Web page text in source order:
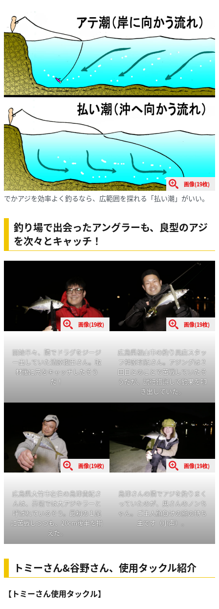
画像(19枚)
でかアジを効率よく釣るなら、広範囲を探れる「払い潮」がいい。
釣り場で出会ったアングラーも、良型のアジ
を次々とキャッチ！
画像(19枚)
開始早々、隣でドラグをジージ
ー出していた清原俊臣さん。取
材後に尺をキャッチしたそう
だ！
画像(19枚)
広島県福山市の釣り具店スタッ
フ神原明紀さん。アジングは２
回目とのことで苦戦していたそ
うだが、試行錯誤して釣果を叩
き出していた。
画像(19枚)
広島県大竹市在住の島津貴紀さ
んは、界隈では大アジキラーと
呼ばれているそう。最初の１尾
に苦戦しつつも、20cm後半を揃
えた。
画像(19枚)
島津さんの隣でアジを釣りまく
っていたのが、奥さんのノンち
ゃん。ご主人顔負けの腕の持ち
主です（小声）。
トミーさん&谷野さん、使用タックル紹介
【トミーさん使用タックル】